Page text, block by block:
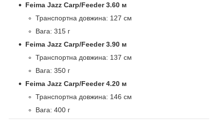
Feima Jazz Carp/Feeder 3.60 м
Транспортна довжина: 127 см
Вага: 315 г
Feima Jazz Carp/Feeder 3.90 м
Транспортна довжина: 137 см
Вага: 350 г
Feima Jazz Carp/Feeder 4.20 м
Транспортна довжина: 146 см
Вага: 400 г